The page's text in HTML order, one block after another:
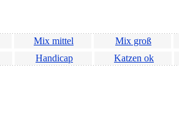
Mix mittel Mix groß
Handicap Katzen ok